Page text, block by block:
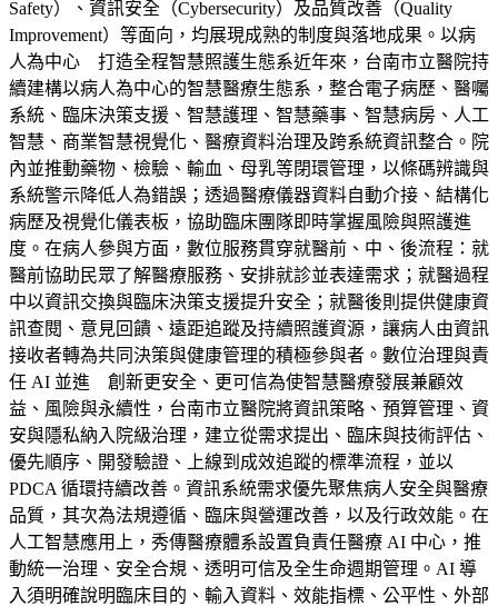
Safety）、資訊安全（Cybersecurity）及品質改善（Quality
Improvement）等面向，均展現成熟的制度與落地成果。以病
人為中心 打造全程智慧照護生態系近年來，台南市立醫院持
續建構以病人為中心的智慧醫療生態系，整合電子病歷、醫囑
系統、臨床決策支援、智慧護理、智慧藥事、智慧病房、人工
智慧、商業智慧視覺化、醫療資料治理及跨系統資訊整合。院
內並推動藥物、檢驗、輸血、母乳等閉環管理，以條碼辨識與
系統警示降低人為錯誤；透過醫療儀器資料自動介接、結構化
病歷及視覺化儀表板，協助臨床團隊即時掌握風險與照護進
度。在病人參與方面，數位服務貫穿就醫前、中、後流程：就
醫前協助民眾了解醫療服務、安排就診並表達需求；就醫過程
中以資訊交換與臨床決策支援提升安全；就醫後則提供健康資
訊查閱、意見回饋、遠距追蹤及持續照護資源，讓病人由資訊
接收者轉為共同決策與健康管理的積極參與者。數位治理與責
任 AI 並進 創新更安全、更可信為使智慧醫療發展兼顧效
益、風險與永續性，台南市立醫院將資訊策略、預算管理、資
安與隱私納入院級治理，建立從需求提出、臨床與技術評估、
優先順序、開發驗證、上線到成效追蹤的標準流程，並以
PDCA 循環持續改善。資訊系統需求優先聚焦病人安全與醫療
品質，其次為法規遵循、臨床與營運改善，以及行政效能。在
人工智慧應用上，秀傳醫療體系設置負責任醫療 AI 中心，推
動統一治理、安全合規、透明可信及全生命週期管理。AI 導
入須明確說明臨床目的、輸入資料、效能指標、公平性、外部